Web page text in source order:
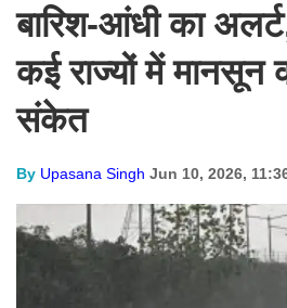
बारिश-आंधी का
कई राज्यों में
संकेत
By Upasana Singh Jun 10, 2026,